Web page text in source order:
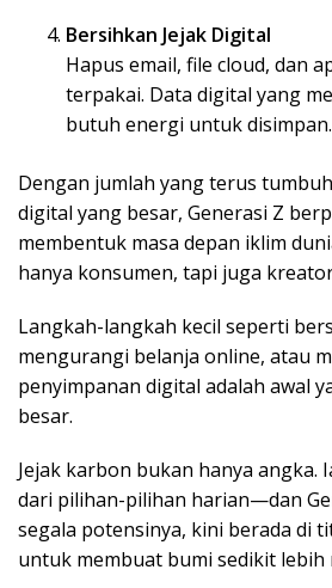
Bersihkan Jejak Digital
Hapus email, file cloud, dan
terpakai. Data digital yang
butuh energi untuk disimpan.
Dengan jumlah yang terus
digital yang besar, Generasi Z
membentuk masa depan iklim
hanya konsumen, tapi juga
Langkah-langkah kecil seperti
mengurangi belanja online, atau
penyimpanan digital adalah awal
besar.
Jejak karbon bukan hanya angka.
dari pilihan-pilihan harian—dan
segala potensinya, kini berada di
untuk membuat bumi sedikit lebih